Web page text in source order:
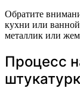
Обратите
кухни или
металлик или
Процесс